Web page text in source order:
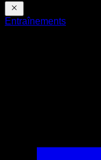
Entraînements